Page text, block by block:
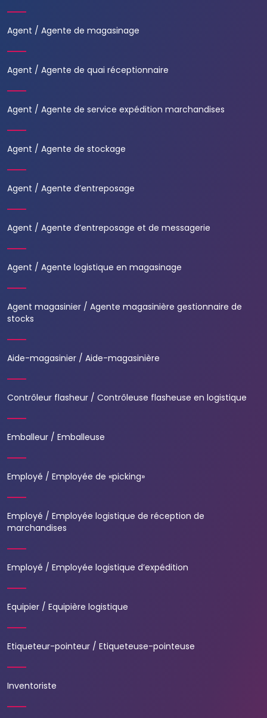
Agent / Agente de magasinage
Agent / Agente de quai réceptionnaire
Agent / Agente de service expédition marchandises
Agent / Agente de stockage
Agent / Agente d’entreposage
Agent / Agente d’entreposage et de messagerie
Agent / Agente logistique en magasinage
Agent magasinier / Agente magasinière gestionnaire de
stocks
Aide-magasinier / Aide-magasinière
Contrôleur flasheur / Contrôleuse flasheuse en logistique
Emballeur / Emballeuse
Employé / Employée de «picking»
Employé / Employée logistique de réception de
marchandises
Employé / Employée logistique d’expédition
Equipier / Equipière logistique
Etiqueteur-pointeur / Etiqueteuse-pointeuse
Inventoriste